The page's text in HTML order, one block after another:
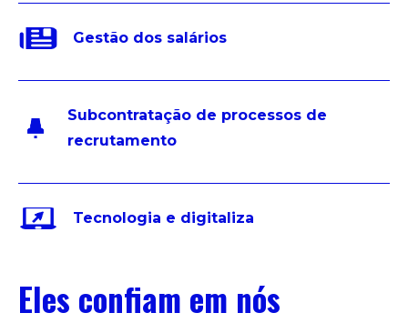
Gestão dos salários
Subcontratação de processos de
recrutamento
Tecnologia e digitaliza
Eles confiam em nós